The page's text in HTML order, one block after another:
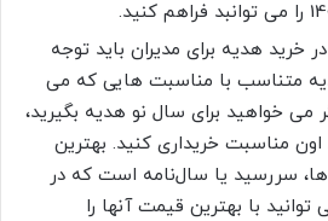
خرید هدیه برای مدیران باید توجه
متناسب با مناسبت هایی که می
می خواهید برای سال نو هدیه بگیرید،
مناسبت خریداری کنید. بهترین
سررسید یا سال‌نامه است که در
با بهترین قیمت آنها را